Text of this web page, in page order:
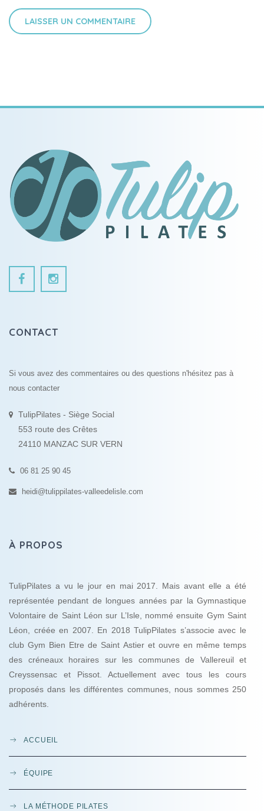
LAISSER UN COMMENTAIRE
CONTACT
Si vous avez des commentaires ou des questions n'hésitez pas à
nous contacter
TulipPilates - Siège Social
553 route des Crêtes
24110 MANZAC SUR VERN
06 81 25 90 45
heidi@tulippilates-valleedelisle.com
À PROPOS
TulipPilates a vu le jour en mai 2017. Mais avant elle a été
représentée pendant de longues années par la Gymnastique
Volontaire de Saint Léon sur L’Isle, nommé ensuite Gym Saint
Léon, créée en 2007. En 2018 TulipPilates s’associe avec le
club Gym Bien Etre de Saint Astier et ouvre en même temps
des créneaux horaires sur les communes de Vallereuil et
Creyssensac et Pissot. Actuellement avec tous les cours
proposés dans les différentes communes, nous sommes 250
adhérents.
ACCUEIL
ÉQUIPE
LA MÉTHODE PILATES